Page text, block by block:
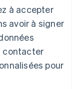
à accepter
avoir à signer
contacter
pour